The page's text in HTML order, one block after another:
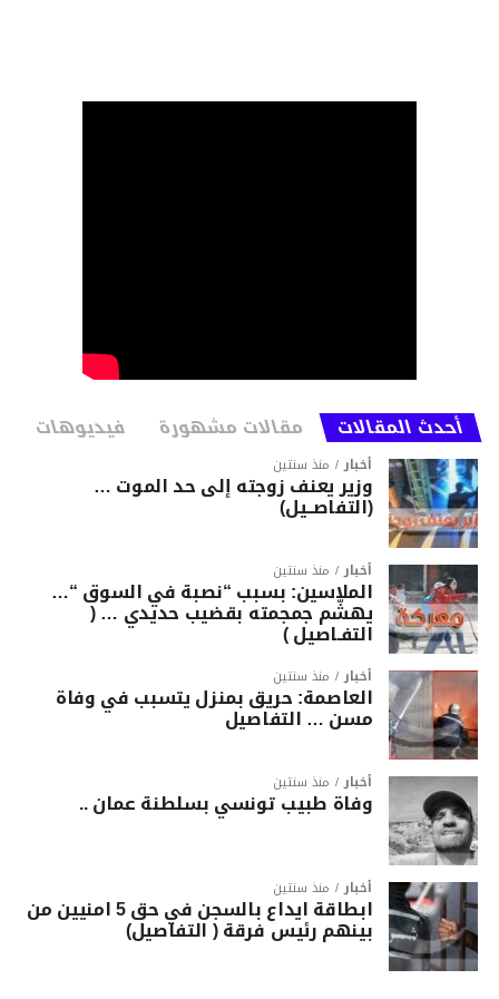
أحدث المقالات مقالات مشهورة فيديوهات
أخبار منذ سنتين
وزير يعنف زوجته إلى حد الموت …
(التفاصــيل)
أخبار منذ سنتين
الملاسين: بسبب “نصبة في السوق “…
يهشّم جمجمته بقضيب حديدي … (
التفـاصيل )
أخبار منذ سنتين
العاصمة: حريق بمنزل يتسبب في وفاة
مسن … التفاصيل
أخبار منذ سنتين
وفاة طبيب تونسي بسلطنة عمان ..
أخبار منذ سنتين
ابطاقة ايداع بالسجن في حق 5 امنيين من
بينهم رئيس فرقة ( التفاصيل)